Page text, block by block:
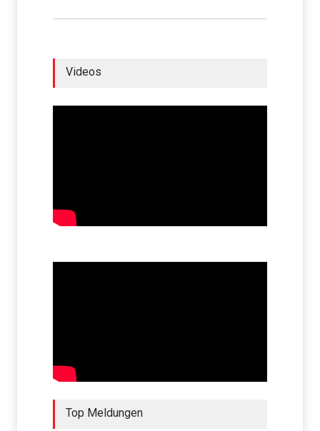
Videos
Top Meldungen